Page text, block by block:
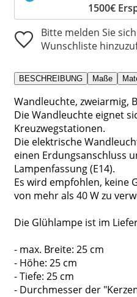
1500€
Bitte melden Sie
Wunschliste
BESCHREIBUNG Maße
Wandleuchte, zweiarmig,
Die Wandleuchte eignet
Kreuzwegstationen.
Die elektrische
einen Erdungsanschluss
Lampenfassung (E14).
Es wird empfohlen, keine
von mehr als 40 W zu
Die Glühlampe ist im
- max. Breite: 25 cm
- Höhe: 25 cm
- Tiefe: 25 cm
- Durchmesser der